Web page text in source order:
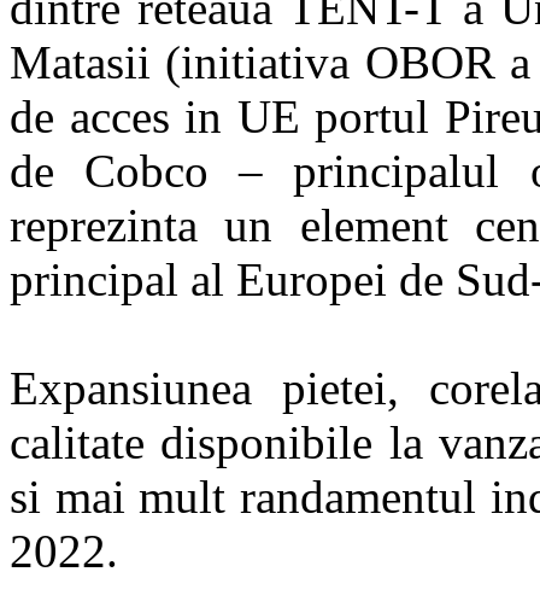
Matasii (initiativa OBOR
de acces in UE portul
de Cobco – principalul
reprezinta un element
principal al Europei de
Expansiunea pietei,
calitate disponibile la
si mai mult randamentul
2022.